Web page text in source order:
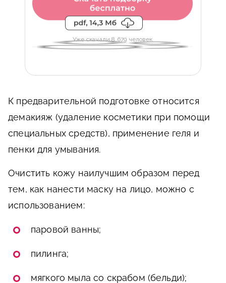
Уже скачали 8 679 человек
К предварительной подготовке относится
демакияж (удаление косметики при помощи
специальных средств), применение геля и
пенки для умывания.
Очистить кожу наилучшим образом перед
тем, как нанести маску на лицо, можно с
использованием:
паровой ванны;
пилинга;
мягкого мыла со скрабом (бельди);